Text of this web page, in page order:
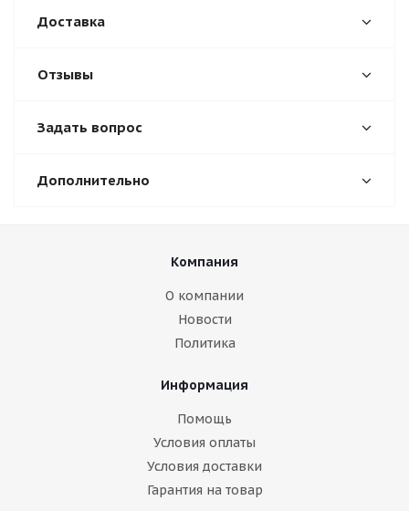
Доставка
Отзывы
Задать вопрос
Дополнительно
Компания
О компании
Новости
Политика
Информация
Помощь
Условия оплаты
Условия доставки
Гарантия на товар